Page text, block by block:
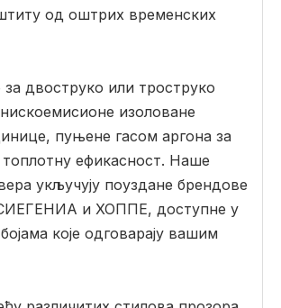
од оштрих временских
двоструко или троструко
изоловане
пуњене гасом аргона за
ефикасност. Наше
укључују поуздане брендове
и ХОППЕ, доступне у
које одговарају вашим